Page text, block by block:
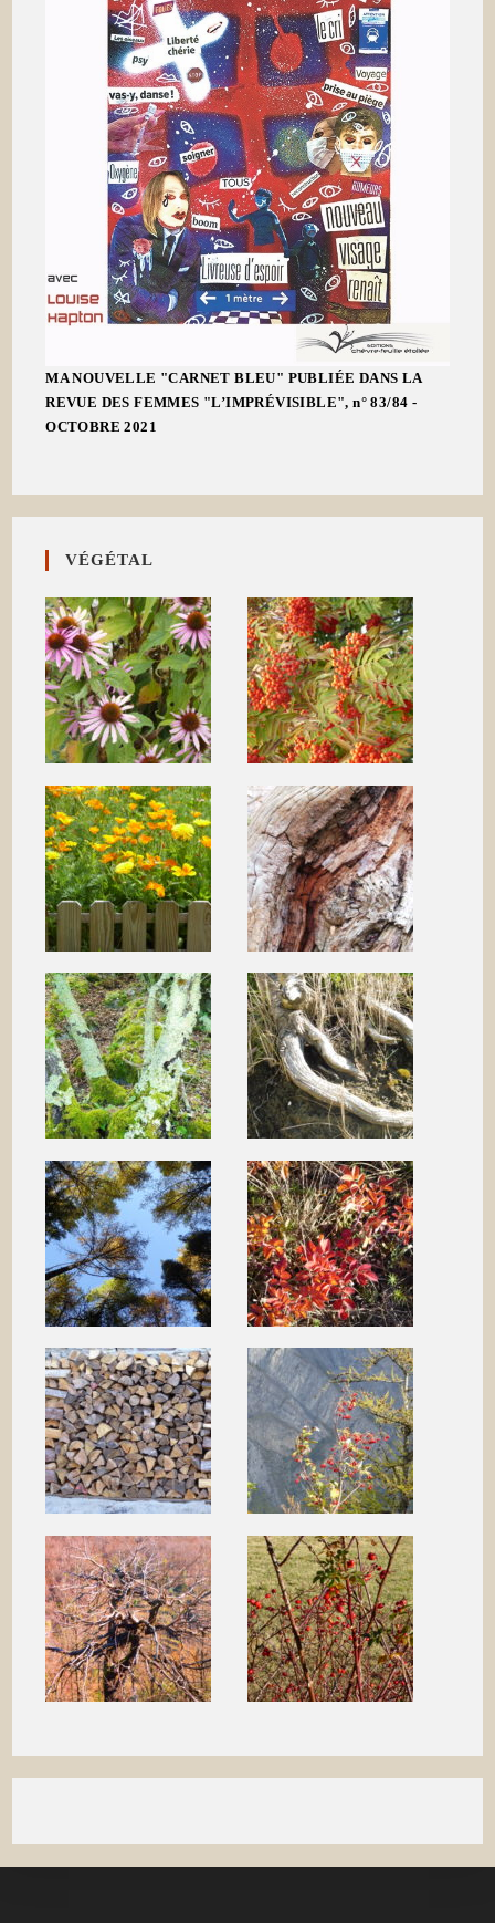
MA NOUVELLE "CARNET BLEU" PUBLIÉE DANS LA
REVUE DES FEMMES "L’IMPRÉVISIBLE", n° 83/84 -
OCTOBRE 2021
VÉGÉTAL